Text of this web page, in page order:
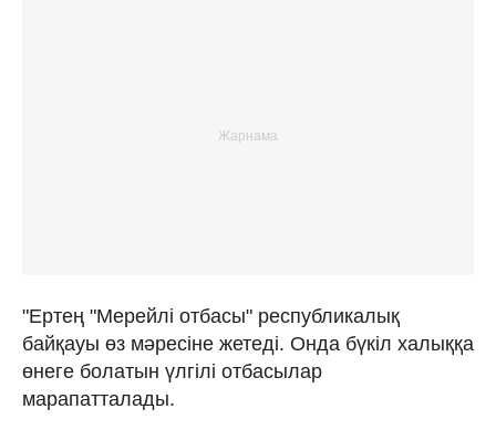
"Ертең "Мерейлі отбасы" республикалық
байқауы өз мәресіне жетеді. Онда бүкіл халыққа
өнеге болатын үлгілі отбасылар
марапатталады.